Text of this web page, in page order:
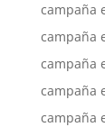
campaña
campaña
campaña
campaña
campaña